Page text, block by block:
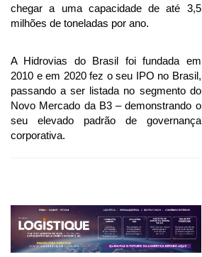
chegar a uma capacidade de até 3,5
milhões de toneladas por ano.
A Hidrovias do Brasil foi fundada em
2010 e em 2020 fez o seu IPO no Brasil,
passando a ser listada no segmento do
Novo Mercado da B3 – demonstrando o
seu elevado padrão de governança
corporativa.